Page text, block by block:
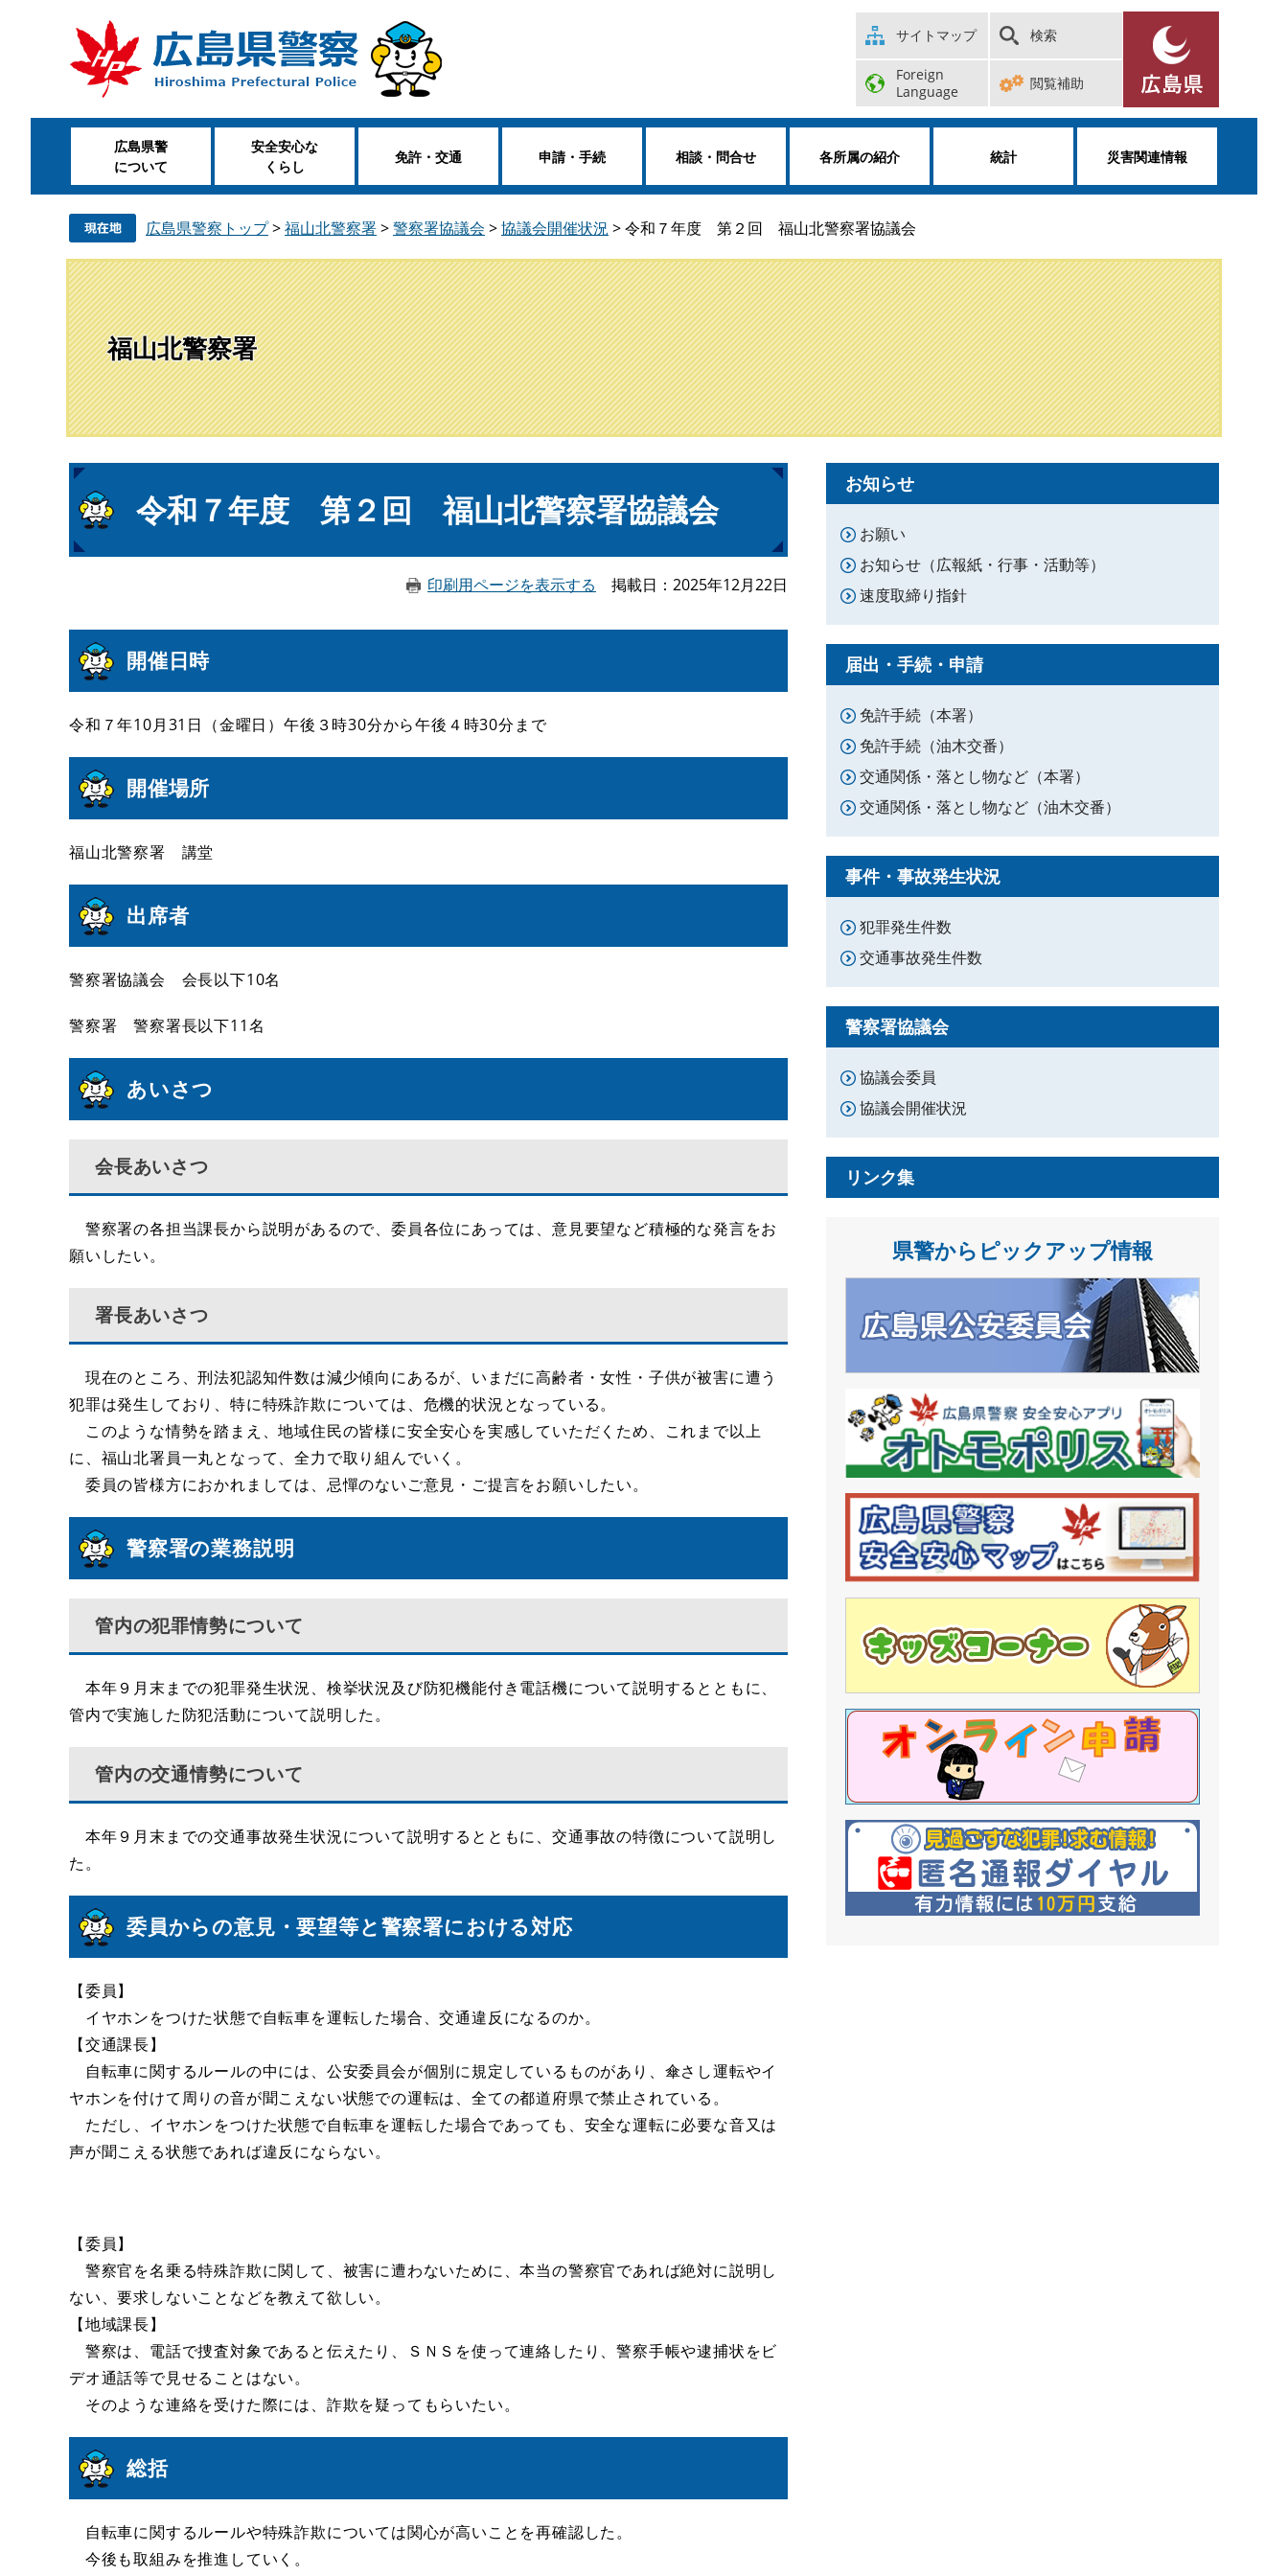
。
て
サイトマップ 検索
Foreign
Language
閲覧補助
広島県警
について
安全安心な
くらし
免許・交通 申請・手続 相談・問合せ 各所属の紹介 統計 災害関連情報
広島県警察トップ>福山北警察署>警察署協議会 >協議会開催状況 >令和７年度 第２回 福山北警察署協議会
福山北警察署
文
令和７年度 第２回 福山北警察署協議会
印刷用ページを表示する 掲載日 2025年12月22日
開催日時
令和７年10月31日（金曜日）午後３時30分から午後４時30分まで
開催場所
福山北警察署 講堂
出席者
警察署協議会 会長以下10名
警察署 警察署長以下11名
あいさつ
会長あいさつ
警察署の各担当課長から説明があるので、委員各位にあっては、意見要望など積極的な発言をお
願いしたい。
署長あいさつ
現在のところ、刑法犯認知件数は減少傾向にあるが、いまだに高齢者・女性・子供が被害に遭う
犯罪は発生しており、特に特殊詐欺については、危機的状況となっている。
このような情勢を踏まえ、地域住民の皆様に安全安心を実感していただくため、これまで以上
に、福山北署員一丸となって、全力で取り組んでいく。
委員の皆様方におかれましては、忌憚のないご意見・ご提言をお願いしたい。
警察署の業務説明
管内の犯罪情勢について
本年９月末までの犯罪発生状況、検挙状況及び防犯機能付き電話機について説明するとともに、
管内で実施した防犯活動について説明した。
管内の交通情勢について
本年９月末までの交通事故発生状況について説明するとともに、交通事故の特徴について説明し
た。
委員からの意見・要望等と警察署における対応
【委員】
イヤホンをつけた状態で自転車を運転した場合、交通違反になるのか。
【交通課長】
自転車に関するルールの中には、公安委員会が個別に規定しているものがあり、傘さし運転やイ
ヤホンを付けて周りの音が聞こえない状態での運転は、全ての都道府県で禁止されている。
ただし、イヤホンをつけた状態で自転車を運転した場合であっても、安全な運転に必要な音又は
声が聞こえる状態であれば違反にならない。
【委員】
警察官を名乗る特殊詐欺に関して、被害に遭わないために、本当の警察官であれば絶対に説明し
ない、要求しないことなどを教えて欲しい。
【地域課長】
警察は、電話で捜査対象であると伝えたり、ＳＮＳを使って連絡したり、警察手帳や逮捕状をビ
デオ通話等で見せることはない。
そのような連絡を受けた際には、詐欺を疑ってもらいたい。
総括
自転車に関するルールや特殊詐欺については関心が高いことを再確認した。
今後も取組みを推進していく。
お知らせ
お願い
お知らせ（広報紙・行事・活動等）
速度取締り指針
届出・手続・申請
免許手続（本署）
免許手続（油木交番）
交通関係・落とし物など（本署）
交通関係・落とし物など（油木交番）
事件・事故発生状況
犯罪発生件数
交通事故発生件数
警察署協議会
協議会委員
協議会開催状況
リンク集
県警からピックアップ情報